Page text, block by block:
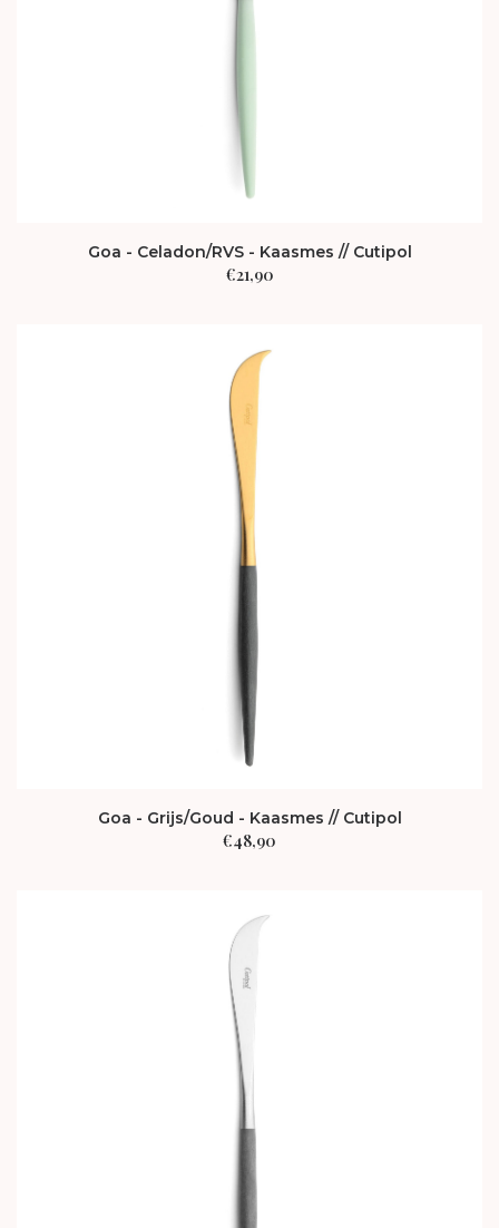
Goa - Celadon/RVS - Kaasmes // Cutipol
€21,90
Goa - Grijs/Goud - Kaasmes // Cutipol
€48,90